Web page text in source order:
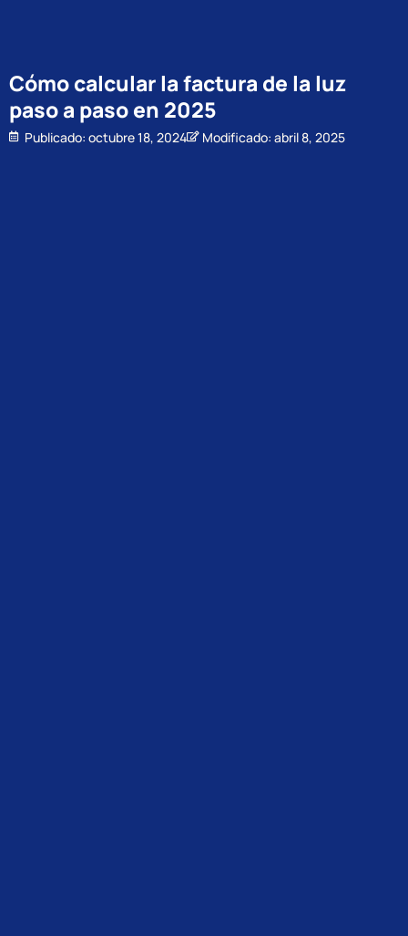
Cómo calcular la factura de la luz
paso a paso en 2025
Publicado: octubre 18, 2024 Modificado: abril 8, 2025